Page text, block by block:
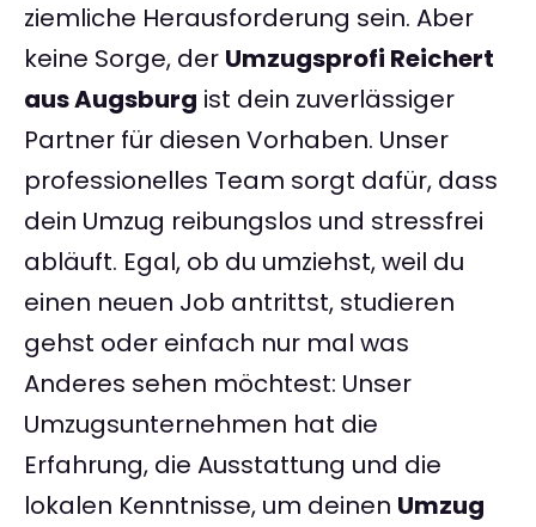
ziemliche Herausforderung sein. Aber
keine Sorge, der Umzugsprofi Reichert
aus Augsburg ist dein zuverlässiger
Partner für diesen Vorhaben. Unser
professionelles Team sorgt dafür, dass
dein Umzug reibungslos und stressfrei
abläuft. Egal, ob du umziehst, weil du
einen neuen Job antrittst, studieren
gehst oder einfach nur mal was
Anderes sehen möchtest: Unser
Umzugsunternehmen hat die
Erfahrung, die Ausstattung und die
lokalen Kenntnisse, um deinen Umzug